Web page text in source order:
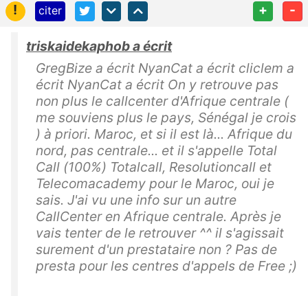
!
citer + -
triskaidekaphob a écrit
GregBize a écrit NyanCat a écrit cliclem a
écrit NyanCat a écrit On y retrouve pas
non plus le callcenter d'Afrique centrale (
me souviens plus le pays, Sénégal je crois
) à priori. Maroc, et si il est là... Afrique du
nord, pas centrale... et il s'appelle Total
Call (100%) Totalcall, Resolutioncall et
Telecomacademy pour le Maroc, oui je
sais. J'ai vu une info sur un autre
CallCenter en Afrique centrale. Après je
vais tenter de le retrouver ^^ il s'agissait
surement d'un prestataire non ? Pas de
presta pour les centres d'appels de Free ;)